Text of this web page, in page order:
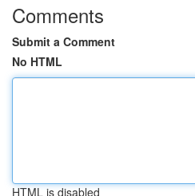
Comments
Submit a Comment
No HTML
HTML is disabled